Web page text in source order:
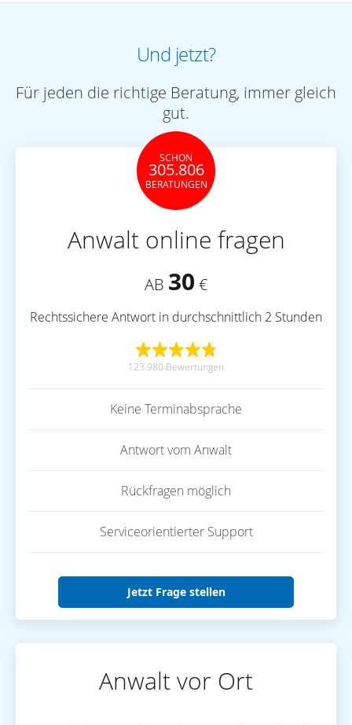
Und jetzt?
Für jeden die richtige Beratung, immer gleich
gut.
SCHON
305.806
BERATUNGEN
Anwalt online fragen
AB 30 €
Rechtssichere Antwort in durchschnittlich 2 Stunden
123.980 Bewertungen
Keine Terminabsprache
Antwort vom Anwalt
Rückfragen möglich
Serviceorientierter Support
Jetzt Frage stellen
Anwalt vor Ort